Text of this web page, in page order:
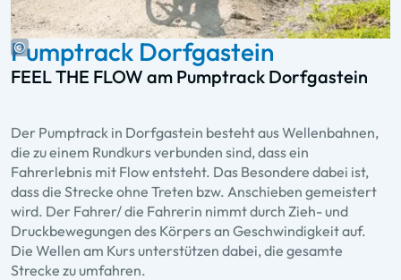
Pumptrack Dorfgastein
FEEL THE FLOW am Pumptrack Dorfgastein
Der Pumptrack in Dorfgastein besteht aus Wellenbahnen,
die zu einem Rundkurs verbunden sind, dass ein
Fahrerlebnis mit Flow entsteht. Das Besondere dabei ist,
dass die Strecke ohne Treten bzw. Anschieben gemeistert
wird. Der Fahrer/ die Fahrerin nimmt durch Zieh- und
Druckbewegungen des Körpers an Geschwindigkeit auf.
Die Wellen am Kurs unterstützen dabei, die gesamte
Strecke zu umfahren.